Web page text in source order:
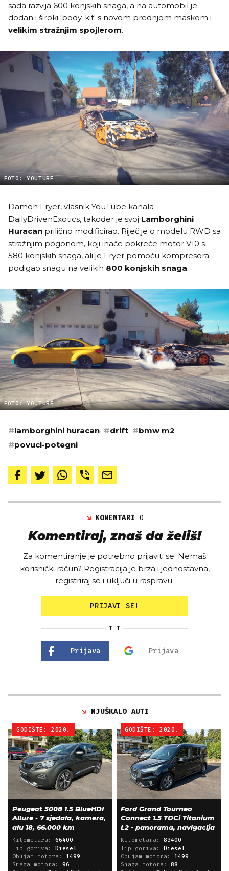
sada razvija 600 konjskih snaga, a na automobil je
dodan i široki 'body-kit' s novom prednjom maskom i
velikim stražnjim spojlerom.
FOTO: YOUTUBE
Damon Fryer, vlasnik YouTube kanala
DailyDrivenExotics, također je svoj Lamborghini
Huracan prilično modificirao. Riječ je o modelu RWD sa
stražnjim pogonom, koji inače pokreće motor V10 s
580 konjskih snaga, ali je Fryer pomoću kompresora
podigao snagu na velikih 800 konjskih snaga.
FOTO: YOUTUBE
#lamborghini huracan #drift #bmw m2
#povuci-potegni
KOMENTARI0
Komentiraj, znaš da želiš!
Za komentiranje je potrebno prijaviti se. Nemaš
korisnički račun? Registracija je brza i jednostavna,
registriraj se i uključi u raspravu.
PRIJAVI SE!
ILI
Prijava Prijava
NJUŠKALO AUTI
GODIŠTE: 2020.
Peugeot 5008 1.5 BlueHDI
Allure - 7 sjedala, kamera,
alu 18, 66.000 km
Kilometara: 66400
Tip goriva: Diesel
Obujam motora: 1499
Snaga motora: 96
GODIŠTE: 2020.
Ford Grand Tourneo
Connect 1.5 TDCi Titanium
L2 - panorama, navigacija
Kilometara: 83400
Tip goriva: Diesel
Obujam motora: 1499
Snaga motora: 88